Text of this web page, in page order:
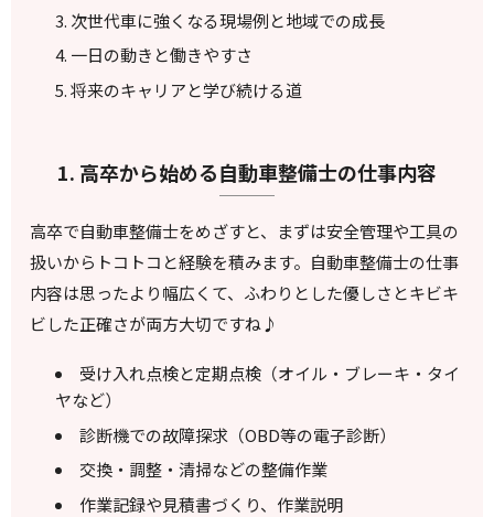
次世代車に強くなる現場例と地域での成長
一日の動きと働きやすさ
将来のキャリアと学び続ける道
1. 高卒から始める自動車整備士の仕事内容
高卒で自動車整備士をめざすと、まずは安全管理や工具の
扱いからトコトコと経験を積みます。自動車整備士の仕事
内容は思ったより幅広くて、ふわりとした優しさとキビキ
ビした正確さが両方大切ですね♪
受け入れ点検と定期点検（オイル・ブレーキ・タイ
ヤなど）
診断機での故障探求（OBD等の電子診断）
交換・調整・清掃などの整備作業
作業記録や見積書づくり、作業説明